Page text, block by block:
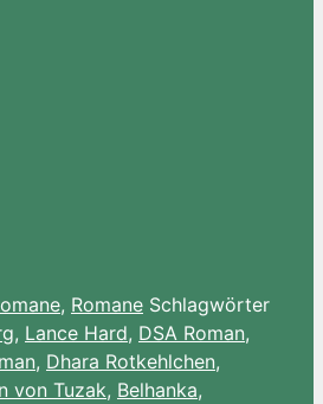
, Romane Schlagwörter
, Lance Hard, DSA Roman,
, Dhara Rotkehlchen,
von Tuzak, Belhanka,